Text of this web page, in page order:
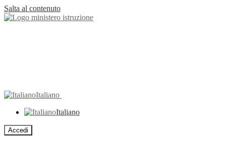
Salta al contenuto
Italiano
Italiano
Accedi